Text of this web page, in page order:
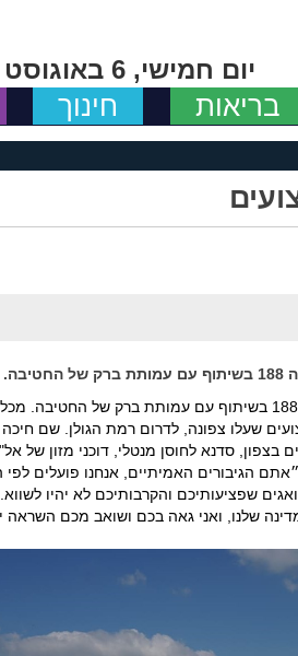
יום חמישי, 6 באוגוסט 2026
בריאות חינוך
לאחר תכנון קפדני התקיים יום הוקרה לפצועי חטיבה 188 בשיתוף עם עמותת ברק של
שעלו צפונה, לדרום רמת הגולן. שם
עבורם טיול ג'יפים בצפון, סדנא לחוסן מנטלי, דוכני מזון
מח״ט 188 אור וולוז'ינסקי: ״אתם הגיבורים האמיתיים, אנחנו
שפציעותיכם והקרבותיכם לא יהיו
שלנו, ואני גאה בכם ושואב מכם השראה